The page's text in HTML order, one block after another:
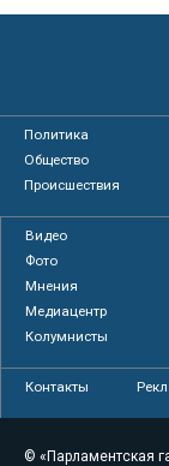
Политика
Общество
Происшествия
Видео
Фото
Мнения
Медиацентр
Колумнисты
Контакты
© «Парламентская